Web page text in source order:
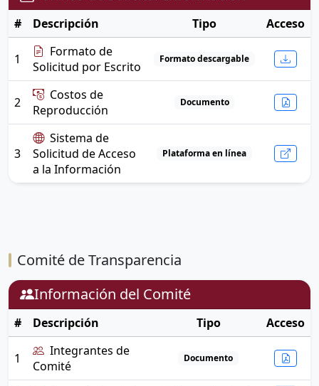
# Descripción Tipo Acceso
1
Formato de
Solicitud por Escrito
Formato descargable
2
Costos de
Reproducción
Documento
3
Sistema de
Solicitud de Acceso
a la Información
Plataforma en línea
Comité de Transparencia
Información del Comité
# Descripción Tipo Acceso
1
Integrantes de
Comité
Documento